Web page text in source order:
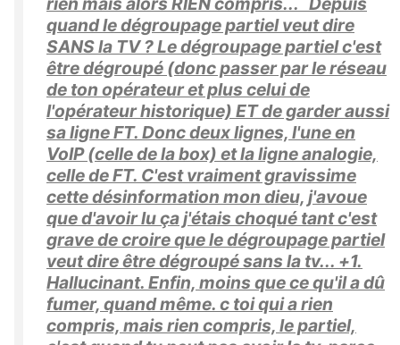
quand le dégroupage partiel veut dire
SANS la TV ? Le dégroupage partiel c'est
être dégroupé (donc passer par le réseau
de ton opérateur et plus celui de
l'opérateur historique) ET de garder aussi
sa ligne FT. Donc deux lignes, l'une en
VoIP (celle de la box) et la ligne analogie,
celle de FT. C'est vraiment gravissime
cette désinformation mon dieu, j'avoue
que d'avoir lu ça j'étais choqué tant c'est
grave de croire que le dégroupage partiel
veut dire être dégroupé sans la tv... +1.
Hallucinant. Enfin, moins que ce qu'il a dû
fumer, quand même. c toi qui a rien
compris, mais rien compris, le partiel,